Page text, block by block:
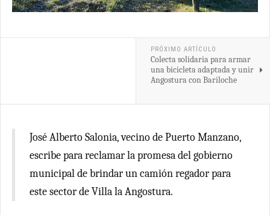
PRÓXIMO ARTÍCULO
Colecta solidaria para armar
una bicicleta adaptada y unir
Angostura con Bariloche
José Alberto Salonia, vecino de Puerto Manzano,
escribe para reclamar la promesa del gobierno
municipal de brindar un camión regador para
este sector de Villa la Angostura.